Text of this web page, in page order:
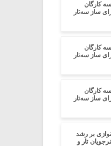
کارگان
ساز سه‌تار
کارگان
ساز سه‌تار
کارگان
ساز سه‌تار
بر رشد
تار و